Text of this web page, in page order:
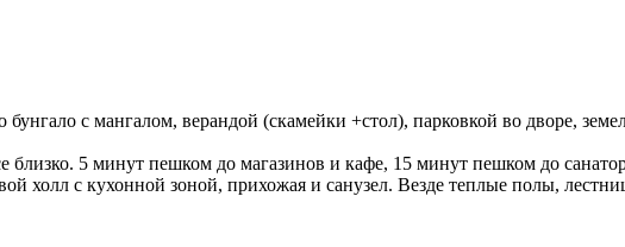
бунгало с мангалом, верандой (скамейки +стол), парковкой во дворе,
близко. 5 минут пешком до магазинов и кафе, 15 минут пешком до
холл с кухонной зоной, прихожая и санузел. Везде теплые полы,